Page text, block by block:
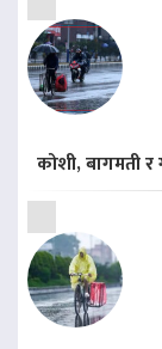
कोशी, बागमती र